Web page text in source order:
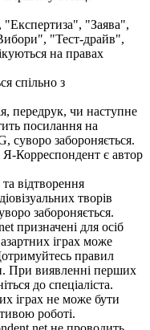
"Заява",
"Тест-драйв",
на правах
спільно з
передрук, чи наступне
посилання на
суворо забороняється.
Я-Корреспондент є автор
відтворення
творів
забороняється.
призначені для осіб
іграх може
правил
При виявленні перших
до спеціаліста.
іграх не може бути
роботі.